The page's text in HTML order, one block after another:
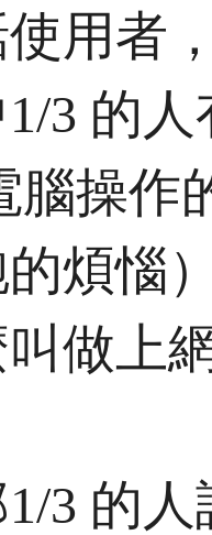
用者
1/3 的
腦操
煩惱
做上
3 的